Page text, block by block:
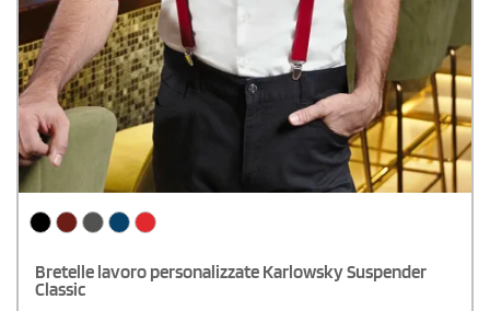
Bretelle lavoro personalizzate Karlowsky Suspender
Classic